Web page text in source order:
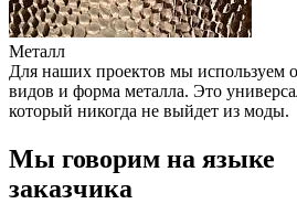
Металл
Для наших проектов мы используем
видов и форма металла. Это
который никогда не выйдет из моды.
Мы говорим на языке
заказчика